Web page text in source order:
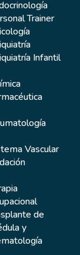
Trainer
Infantil
Vascular
de
y